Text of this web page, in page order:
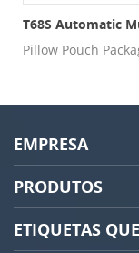
Pillow Pouch
EMPRESA
PRODUTOS
ETIQUETAS